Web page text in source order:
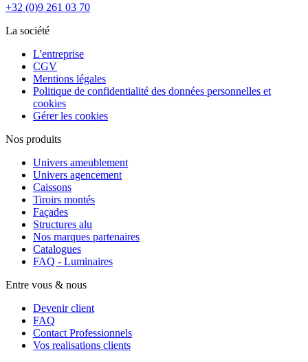
+32 (0)9 261 03 70
La société
L'entreprise
CGV
Mentions légales
Politique de confidentialité des données personnelles et
cookies
Gérer les cookies
Nos produits
Univers ameublement
Univers agencement
Caissons
Tiroirs montés
Façades
Structures alu
Nos marques partenaires
Catalogues
FAQ - Luminaires
Entre vous & nous
Devenir client
FAQ
Contact Professionnels
Vos realisations clients